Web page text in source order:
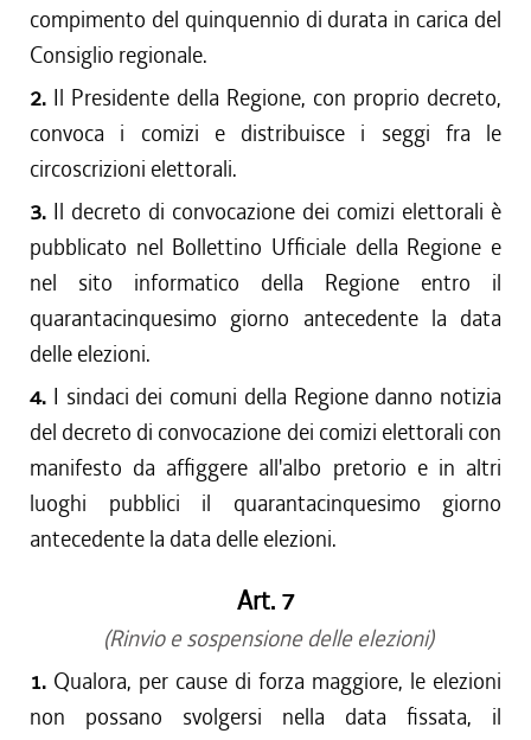
compimento del quinquennio di durata in carica del
Consiglio regionale.
2. Il Presidente della Regione, con proprio decreto,
convoca i comizi e distribuisce i seggi fra le
circoscrizioni elettorali.
3. Il decreto di convocazione dei comizi elettorali è
pubblicato nel Bollettino Ufficiale della Regione e
nel sito informatico della Regione entro il
quarantacinquesimo giorno antecedente la data
delle elezioni.
4. I sindaci dei comuni della Regione danno notizia
del decreto di convocazione dei comizi elettorali con
manifesto da affiggere all'albo pretorio e in altri
luoghi pubblici il quarantacinquesimo giorno
antecedente la data delle elezioni.
Art. 7
(Rinvio e sospensione delle elezioni)
1. Qualora, per cause di forza maggiore, le elezioni
non possano svolgersi nella data fissata, il